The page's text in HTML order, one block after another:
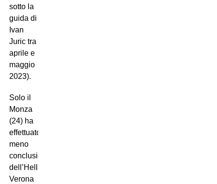
sotto la
guida di
Ivan
Juric tra
aprile e
maggio
2023).
Solo il
Monza
(24) ha
effettuato
meno
conclusioni
dell’Hellas
Verona